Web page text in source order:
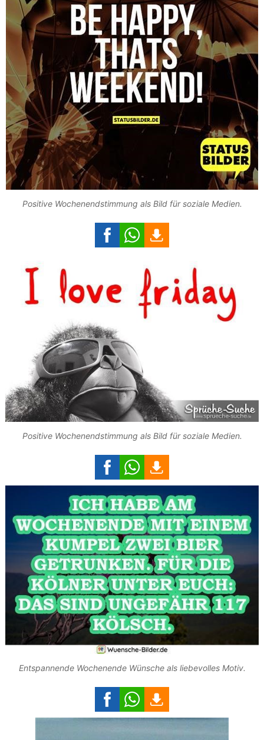
Positive Wochenendstimmung als Bild für soziale Medien.
Positive Wochenendstimmung als Bild für soziale Medien.
Entspannende Wochenende Wünsche als liebevolles Motiv.